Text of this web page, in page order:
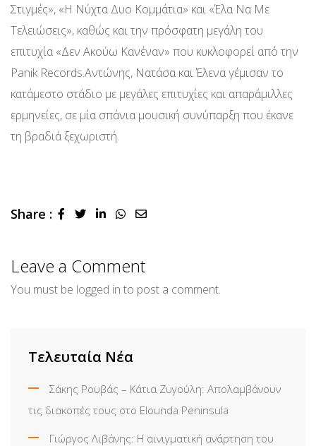
Στιγμές», «Η Νύχτα Δυο Κομμάτια» και «Έλα Να Με
Τελειώσεις», καθώς και την πρόσφατη μεγάλη του
επιτυχία «Δεν Ακούω Κανέναν» που κυκλοφορεί από την
Panik Records.Αντώνης, Νατάσα και Έλενα γέμισαν το
κατάμεστο στάδιο με μεγάλες επιτυχίες και απαράμιλλες
ερμηνείες, σε μία σπάνια μουσική συνύπαρξη που έκανε
τη βραδιά ξεχωριστή.
Share : LinkedInWhatsapp
Share
Leave a Comment
You must be logged in to post a comment.
Τελευταία Νέα
Σάκης Ρουβάς – Κάτια Ζυγούλη: Απολαμβάνουν
τις διακοπές τους στο Elounda Peninsula
Γιώργος Λιβάνης: Η αινιγματική ανάρτηση του